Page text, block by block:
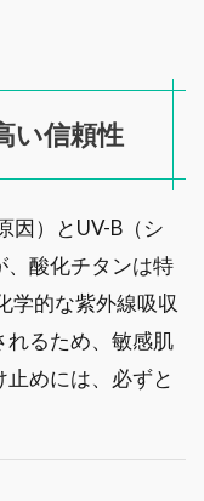
い信頼性
因）とUV-B（シ
、酸化チタンは特
学的な紫外線吸収
れるため、敏感肌
めには、必ずと